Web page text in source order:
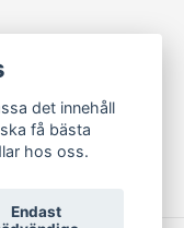
det innehåll
få bästa
hos oss.
Endast